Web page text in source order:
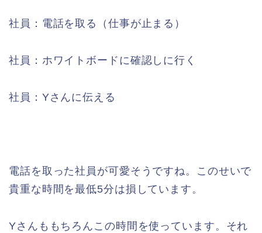
社員：電話を取る（仕事が止まる）
社員：ホワイトボードに確認しに行く
社員：Yさんに伝える
電話を取った社員が可愛そうですね。このせいで
貴重な時間を最低5分は損しています。
Yさんももちろんこの時間を使っています。それ